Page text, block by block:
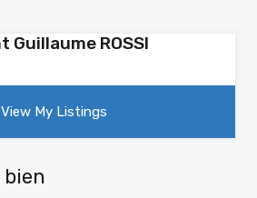
Guillaume ROSSI
View My Listings